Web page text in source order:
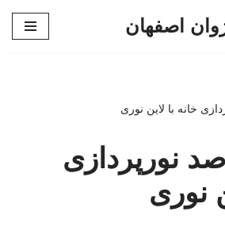
اصفهان
خانه با لاین نوری
نورپردازی
نوری